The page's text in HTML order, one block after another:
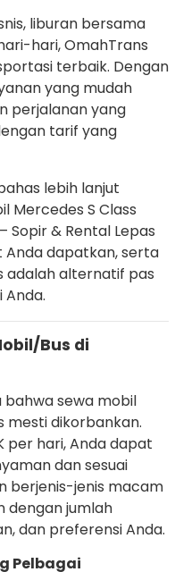
liburan bersama
hari, OmahTrans
terbaik. Dengan
yang mudah
perjalanan yang
tarif yang
lebih lanjut
Mercedes S Class
Sopir & Rental Lepas
Anda dapatkan, serta
adalah alternatif pas
Bus di
bahwa sewa mobil
mesti dikorbankan.
per hari, Anda dapat
dan sesuai
berjenis-jenis macam
dengan jumlah
dan preferensi Anda.
Pelbagai